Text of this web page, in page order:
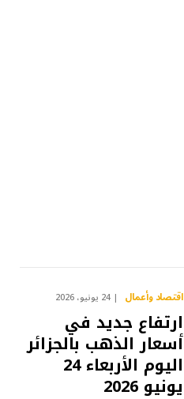
اقتصاد وأعمال 24 يونيو، 2026
ارتفاع جديد في
أسعار الذهب بالجزائر
اليوم الأربعاء 24
يونيو 2026